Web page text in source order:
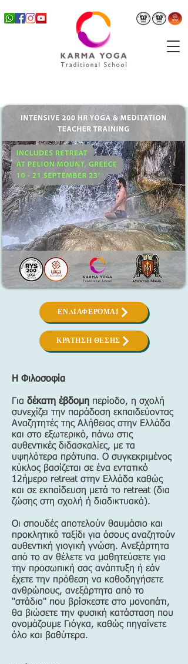
ΕΝΔΙΑΦΕΡΟΜΑΙ
ΚΡΑΤΗΣΗ ΘΕΣΗΣ
Η Φιλοσοφία
Για δέκατη έβδομη περίοδο, η σχολή
συνεχίζει την παράδοση εκπαιδεύοντας
Αναζητητές της Αλήθειας στην Ελλάδα
και στο εξωτερικό, πάνω στις
αυθεντικές διδασκαλίες, με τα
υψηλότερα πρότυπα. Ο συγκεκριμένος
κύκλος βασίζεται σε ένα εντατικό
12ήμερο retreat στην Ελλάδα καθώς
και σε εκπαίδευση μετά το retreat (δια
ζώσης στη σχολή ή διαδικτυακά).
Οι σπουδές αποτελούν θαυμάσιο και
προκλητικό ταξίδι για όσους αναζητούν
αυθεντική γιογική γνώση. Ανεξάρτητα
από το αν θέλετε να μαθητεύσετε για
την προσωπική σας ανάπτυξη ή εάν
έχετε την πρόθεση να καθοδηγήσετε
ανθρώπους, ανεξάρτητα από το
"στάδιο" που βρίσκεστε στο μονοπάτι,
θα βιώσετε την φυσική κατάσταση που
ονομάζουμε Γιόγκα, καθώς πηγαίνετε
όλο και βαθύτερα.